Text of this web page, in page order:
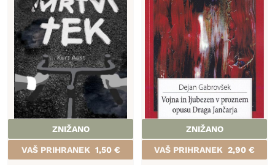
ZNIŽANO
VAŠ PRIHRANEK 1,50 €
ZNIŽANO
VAŠ PRIHRANEK 2,90 €